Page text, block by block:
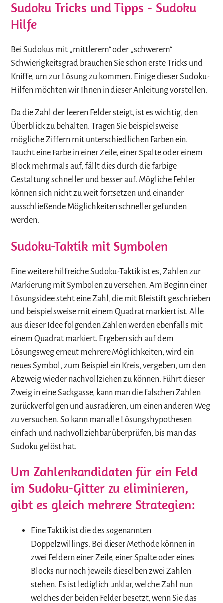
Sudoku Tricks und Tipps - Sudoku
Hilfe
Bei Sudokus mit „mittlerem“ oder „schwerem“
Schwierigkeitsgrad brauchen Sie schon erste Tricks und
Kniffe, um zur Lösung zu kommen. Einige dieser Sudoku-
Hilfen möchten wir Ihnen in dieser Anleitung vorstellen.
Da die Zahl der leeren Felder steigt, ist es wichtig, den
Überblick zu behalten. Tragen Sie beispielsweise
mögliche Ziffern mit unterschiedlichen Farben ein.
Taucht eine Farbe in einer Zeile, einer Spalte oder einem
Block mehrmals auf, fällt dies durch die farbige
Gestaltung schneller und besser auf. Mögliche Fehler
können sich nicht zu weit fortsetzen und einander
ausschließende Möglichkeiten schneller gefunden
werden.
Sudoku-Taktik mit Symbolen
Eine weitere hilfreiche Sudoku-Taktik ist es, Zahlen zur
Markierung mit Symbolen zu versehen. Am Beginn einer
Lösungsidee steht eine Zahl, die mit Bleistift geschrieben
und beispielsweise mit einem Quadrat markiert ist. Alle
aus dieser Idee folgenden Zahlen werden ebenfalls mit
einem Quadrat markiert. Ergeben sich auf dem
Lösungsweg erneut mehrere Möglichkeiten, wird ein
neues Symbol, zum Beispiel ein Kreis, vergeben, um den
Abzweig wieder nachvollziehen zu können. Führt dieser
Zweig in eine Sackgasse, kann man die falschen Zahlen
zurückverfolgen und ausradieren, um einen anderen Weg
zu versuchen. So kann man alle Lösungshypothesen
einfach und nachvollziehbar überprüfen, bis man das
Sudoku gelöst hat.
Um Zahlenkandidaten für ein Feld
im Sudoku-Gitter zu eliminieren,
gibt es gleich mehrere Strategien:
Eine Taktik ist die des sogenannten
Doppelzwillings. Bei dieser Methode können in
zwei Feldern einer Zeile, einer Spalte oder eines
Blocks nur noch jeweils dieselben zwei Zahlen
stehen. Es ist lediglich unklar, welche Zahl nun
welches der beiden Felder besetzt, wenn Sie das